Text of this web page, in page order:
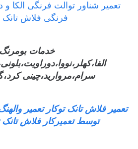
تعمیر شناور توالت فرنگی الکا
فرنگی فلاش تانک a
خدمات بومرنگ
سرام،مروارید،چینی کرد
تعمیر فلاش تانک توکار تعمیر
توسط تعمیرکار فلاش تانک